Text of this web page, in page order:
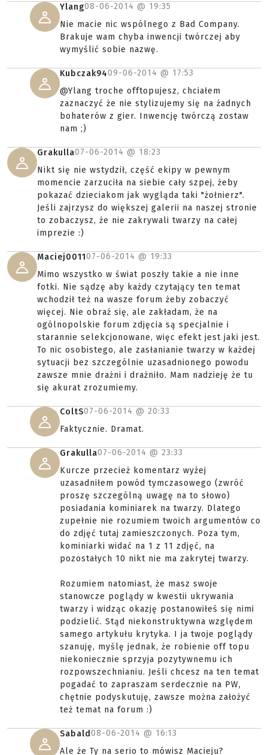
Ylang08-06-2014 @ 19:35
Nie macie nic wspólnego z Bad Company.
Brakuje wam chyba inwencji twórczej aby
wymyślić sobie nazwę.
Kubczak9409-06-2014 @ 17:53
@Ylang troche offtopujesz, chciałem
zaznaczyć że nie stylizujemy się na żadnych
bohaterów z gier. Inwencję twórczą zostaw
nam ;)
Grakulla07-06-2014 @ 18:23
Nikt się nie wstydził, część ekipy w pewnym
momencie zarzuciła na siebie cały szpej, żeby
pokazać dzieciakom jak wygląda taki "żołnierz".
Jeśli zajrzysz do większej galerii na naszej stronie
to zobaczysz, że nie zakrywali twarzy na całej
imprezie :)
Maciej001107-06-2014 @ 19:33
Mimo wszystko w świat poszły takie a nie inne
fotki. Nie sądzę aby każdy czytający ten temat
wchodził też na wasze forum żeby zobaczyć
więcej. Nie obraź się, ale zakładam, że na
ogólnopolskie forum zdjęcia są specjalnie i
starannie selekcjonowane, więc efekt jest jaki jest.
To nic osobistego, ale zasłanianie twarzy w każdej
sytuacji bez szczególnie uzasadnionego powodu
zawsze mnie drażni i drażniło. Mam nadzieję że tu
się akurat zrozumiemy.
ColtS07-06-2014 @ 20:33
Faktycznie. Dramat.
Grakulla07-06-2014 @ 23:33
Kurcze przecież komentarz wyżej
uzasadniłem powód tymczasowego (zwróć
proszę szczególną uwagę na to słowo)
posiadania kominiarek na twarzy. Dlatego
zupełnie nie rozumiem twoich argumentów co
do zdjęć tutaj zamieszczonych. Poza tym,
kominiarki widać na 1 z 11 zdjęć, na
pozostałych 10 nikt nie ma zakrytej twarzy.
Rozumiem natomiast, że masz swoje
stanowcze poglądy w kwestii ukrywania
twarzy i widząc okazję postanowiłeś się nimi
podzielić. Stąd niekonstruktywna względem
samego artykułu krytyka. I ja twoje poglądy
szanuję, myślę jednak, że robienie off topu
niekoniecznie sprzyja pozytywnemu ich
rozpowszechnianiu. Jeśli chcesz na ten temat
pogadać to zapraszam serdecznie na PW,
chętnie podyskutuję, zawsze można założyć
też temat na forum :)
Sabald08-06-2014 @ 16:13
Ale że Ty na serio to mówisz Macieju?